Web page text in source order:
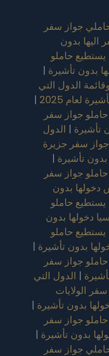
جواز سفر
اليها بدون
يستطيع حاملو
بدون تأشيرة |
الدول التي
لعام 2025
|
جواز سفر
تأشيرة | الدول
سفر جزيرة
بدون تأشيرة |
جواز سفر
بدون
يستطيع حاملو
دخولها بدون
يستطيع حاملو
بدون تأشيرة |
جواز سفر
| الدول التي
الولايات
بدون تأشيرة |
جواز سفر
بدون تأشيرة |
جواز سفر